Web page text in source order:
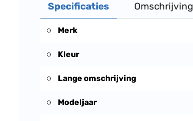
Specificaties Omschrijving
Merk
Kleur
Lange omschrijving
Modeljaar